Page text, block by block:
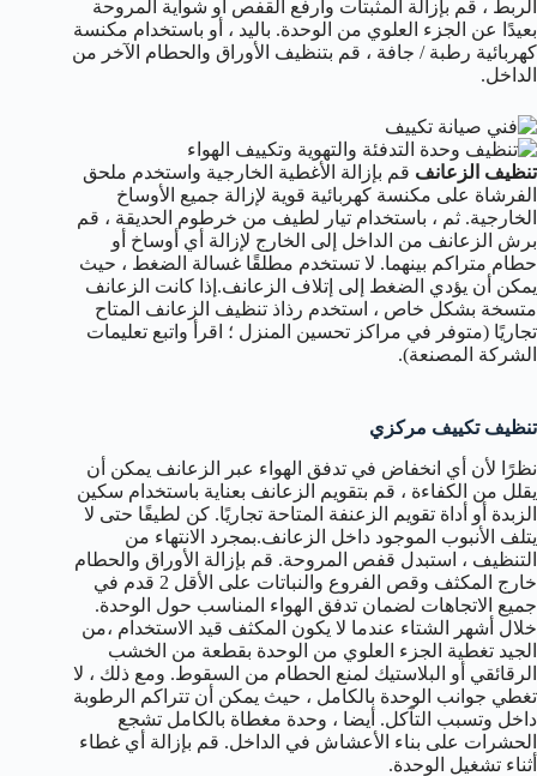
الربط ، قم بإزالة المثبتات وارفع القفص أو شواية المروحة
بعيدًا عن الجزء العلوي من الوحدة. باليد ، أو باستخدام مكنسة
كهربائية رطبة / جافة ، قم بتنظيف الأوراق والحطام الآخر من
الداخل.
تنظيف الزعانف قم بإزالة الأغطية الخارجية واستخدم ملحق
الفرشاة على مكنسة كهربائية قوية لإزالة جميع الأوساخ
الخارجية. ثم ، باستخدام تيار لطيف من خرطوم الحديقة ، قم
برش الزعانف من الداخل إلى الخارج لإزالة أي أوساخ أو
حطام متراكم بينهما. لا تستخدم مطلقًا غسالة الضغط ، حيث
يمكن أن يؤدي الضغط إلى إتلاف الزعانف.إذا كانت الزعانف
متسخة بشكل خاص ، استخدم رذاذ تنظيف الزعانف المتاح
تجاريًا (متوفر في مراكز تحسين المنزل ؛ اقرأ واتبع تعليمات
الشركة المصنعة).
تنظيف تكييف مركزي
نظرًا لأن أي انخفاض في تدفق الهواء عبر الزعانف يمكن أن
يقلل من الكفاءة ، قم بتقويم الزعانف بعناية باستخدام سكين
الزبدة أو أداة تقويم الزعنفة المتاحة تجاريًا. كن لطيفًا حتى لا
يتلف الأنبوب الموجود داخل الزعانف.بمجرد الانتهاء من
التنظيف ، استبدل قفص المروحة. قم بإزالة الأوراق والحطام
خارج المكثف وقص الفروع والنباتات على الأقل 2 قدم في
جميع الاتجاهات لضمان تدفق الهواء المناسب حول الوحدة.
خلال أشهر الشتاء عندما لا يكون المكثف قيد الاستخدام ،من
الجيد تغطية الجزء العلوي من الوحدة بقطعة من الخشب
الرقائقي أو البلاستيك لمنع الحطام من السقوط. ومع ذلك ، لا
تغطي جوانب الوحدة بالكامل ، حيث يمكن أن تتراكم الرطوبة
داخل وتسبب التآكل. أيضا ، وحدة مغطاة بالكامل تشجع
الحشرات على بناء الأعشاش في الداخل. قم بإزالة أي غطاء
أثناء تشغيل الوحدة.